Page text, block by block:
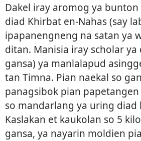
Dakel iray aromog ya
diad Khirbat en-Nahas (say
ipapanengneng na satan ya
ditan. Manisia iray scholar ya
gansa) ya manlalapud
tan Timna. Pian naekal so
panagsibok pian
so mandarlang ya uring
Kaslakan et kaukolan so 5
gansa, ya nayarin moldien